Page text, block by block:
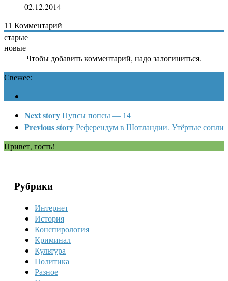
02.12.2014
11 Комментарий
старые
новые
Чтобы добавить комментарий, надо залогиниться.
Свежее:
Next storyПупсы попсы — 14
Previous storyРеферендум в Шотландии. Утёртые сопли
Привет, гость!
Рубрики
Интернет
История
Конспирология
Криминал
Культура
Политика
Разное